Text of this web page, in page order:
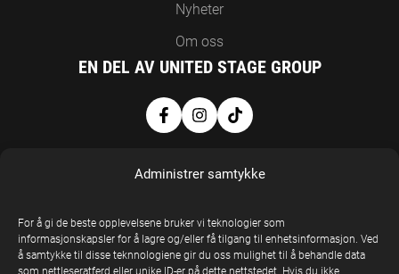
Administrer samtykke
For å gi de beste opplevelsene bruker vi teknologier som
informasjonskapsler for å lagre og/eller få tilgang til enhetsinformasjon. Ved
å samtykke til disse teknnologiene gir du oss mulighet til å behandle data
som nettleseratferd eller unike ID-er på dette nettstedet. Hvis du ikke
Nyheter
Om oss
EN DEL AV UNITED STAGE GROUP
United Stage